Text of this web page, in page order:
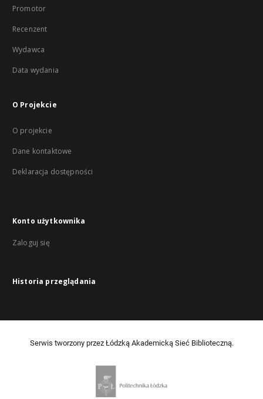
Promotor
Recenzent
Wydawca
Data wydania
O Projekcie
O projekcie
Dane kontaktowe
Deklaracja dostępności
Konto użytkownika
Zaloguj się
Historia przeglądania
Serwis tworzony przez Łódzką Akademicką Sieć Biblioteczną.